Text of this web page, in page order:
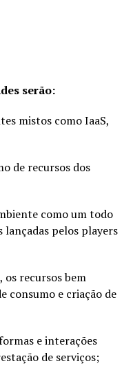
serão:
mistos como IaaS,
de recursos dos
como um todo
lançadas pelos players
recursos bem
consumo e criação de
e interações
de serviços;